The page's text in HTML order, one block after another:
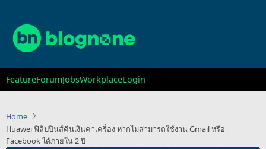
main
content
Main
navigation
FeatureForumJobsWorkplaceLogin
Home
Huawei ฟิลิปปินส์คืนเงินค่าเครื่อง หากไม่สามารถใช้งาน Gmail หรือ
Facebook ได้ภายใน 2 ปี